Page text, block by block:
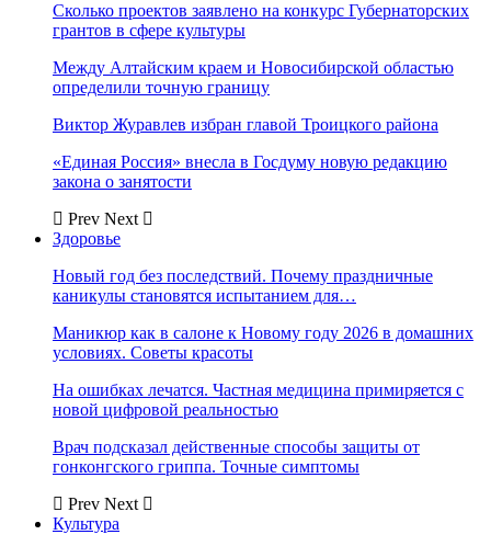
Сколько проектов заявлено на конкурс Губернаторских
грантов в сфере культуры
Между Алтайским краем и Новосибирской областью
определили точную границу
Виктор Журавлев избран главой Троицкого района
«Единая Россия» внесла в Госдуму новую редакцию
закона о занятости
Prev Next
Здоровье
Новый год без последствий. Почему праздничные
каникулы становятся испытанием для…
Маникюр как в салоне к Новому году 2026 в домашних
условиях. Советы красоты
На ошибках лечатся. Частная медицина примиряется с
новой цифровой реальностью
Врач подсказал действенные способы защиты от
гонконгского гриппа. Точные симптомы
Prev Next
Культура